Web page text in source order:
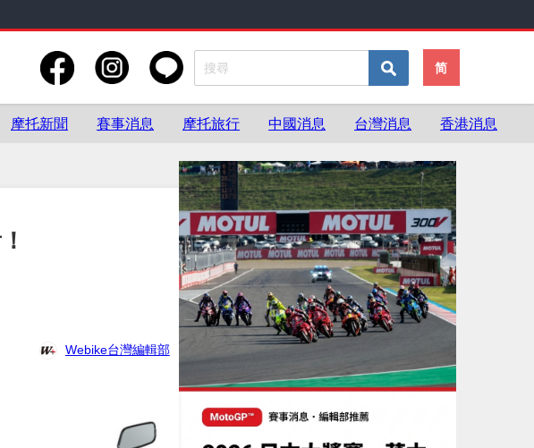
简
摩托新聞 賽事消息 摩托旅行 中國消息 台灣消息 香港消息
Webike台灣編輯部